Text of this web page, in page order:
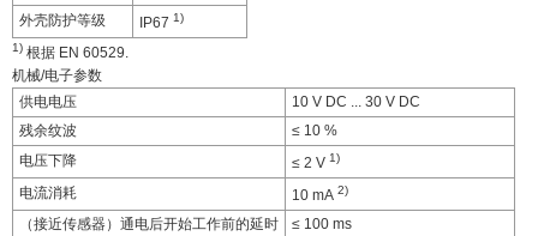
外壳防护等级
IP67 1)
1) 根据 EN 60529.
机械/电子参数
供电电压
10 V DC ... 30 V DC
残余纹波
≤ 10 %
电压下降
≤ 2 V 1)
电流消耗 10 mA 2)
（接近传感器）通电后开始工作前的延时
≤ 100 ms